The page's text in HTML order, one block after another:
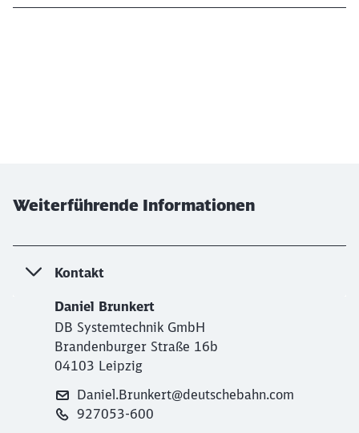
Weiterführende Informationen
Kontakt
Daniel Brunkert
DB Systemtechnik GmbH
Brandenburger Straße 16b
04103 Leipzig
Daniel.Brunkert@deutschebahn.com
927053-600
Möchten Sie zu
Abbrechen